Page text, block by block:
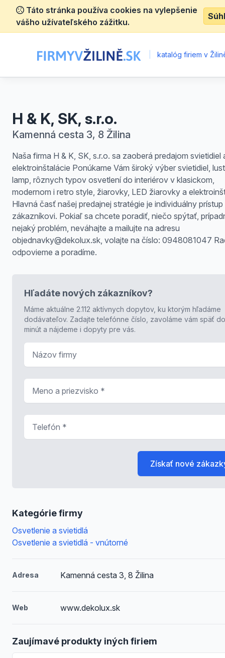
Táto stránka používa cookies na vylepšenie
vášho užívateľského zážitku.
katalóg firiem v
H & K, SK, s.r.o.
Kamenná cesta 3, 8 Žilina
Naša firma H & K, SK, s.r.o. sa zaoberá predajom svietidiel
elektroinštalácie Ponúkame Vám široký výber svietidiel,
lamp, rôznych typov osvetlení do interiérov v klasickom,
modernom i retro style, žiarovky, LED žiarovky a
Hlavná časť našej predajnej stratégie je individuálny prístup
zákazníkovi. Pokiaľ sa chcete poradiť, niečo spýtať,
nejaký problém, neváhajte a mailujte na adresu
objednavky@dekolux.sk, volajte na číslo: 0948081047
odpovieme a poradíme.
Kategórie firmy
Osvetlenie a svietidlá
Osvetlenie a svietidlá - vnútorné
Adresa Kamenná cesta 3, 8 Žilina
Web www.dekolux.sk
Zaujímavé produkty iných firiem
Hľadáte nových zákazníkov?
Máme aktuálne 2.112 aktívnych dopytov, ku ktorým hľadáme
dodávateľov. Zadajte telefónne číslo, zavoláme vám späť
minút a nájdeme i dopyty pre vás.
Získať nové